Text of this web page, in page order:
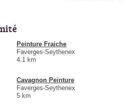
Peinture Fraiche
Faverges-Seythenex
4.1 km
Cavagnon Peinture
Faverges-Seythenex
5 km